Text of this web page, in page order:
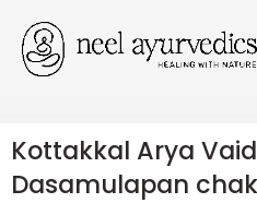
Kottakkal Arya
Dasamulapan